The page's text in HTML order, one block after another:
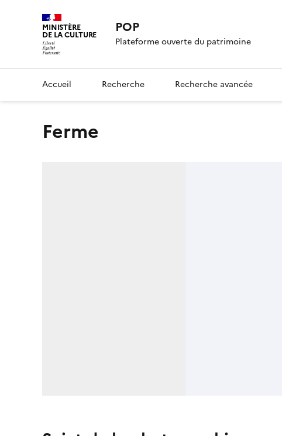
MINISTÈRE
DE LA CULTURE POP
Plateforme ouverte du patrimoine
Accueil Recherche Recherche avancée
ferme